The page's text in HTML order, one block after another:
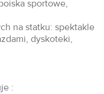
sportowe,
na statku: spektakle
dyskoteki,
: